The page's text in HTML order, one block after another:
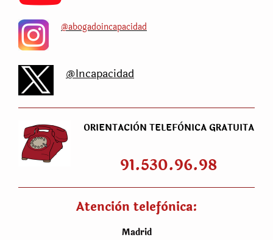
@abogadoincapacidad
@Incapacidad
ORIENTACIÒN TELEFÒNICA GRATUITA
91.530.96.98
Atenciòn telefònica:
Madrid